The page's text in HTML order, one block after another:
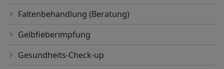
Faltenbehandlung (Beratung)
Gelbfieberimpfung
Gesundheits-Check-up